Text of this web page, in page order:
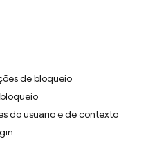
de bloqueio
do usuário e de contexto